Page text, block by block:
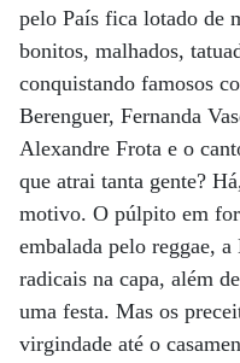
pelo País fica lotado de
bonitos, malhados,
conquistando famosos
Berenguer, Fernanda
Alexandre Frota e o
que atrai tanta gente?
motivo. O púlpito em
embalada pelo reggae,
radicais na capa, além
uma festa. Mas os
virgindade até o